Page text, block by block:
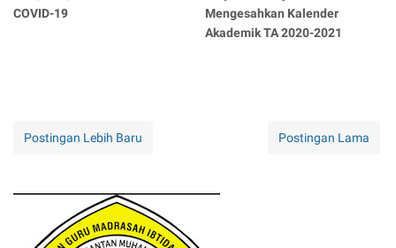
COVID-19
Mengesahkan Kalender
Akademik TA 2020-2021
Postingan Lebih Baru Postingan Lama